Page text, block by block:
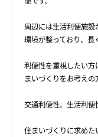
周辺には生活利便施
環境が整っており、長
利便性を重視したい
まいづくりをお考えの
交通利便性、生活利便
住まいづくりに求めた